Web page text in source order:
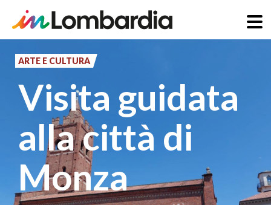
principale
ARTE E CULTURA
Visita guidata
alla città di
Monza